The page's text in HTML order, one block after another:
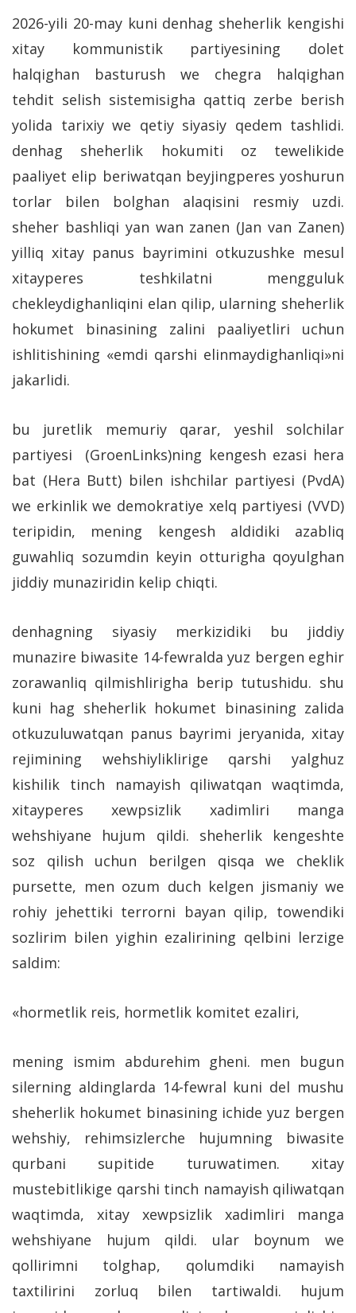
2026-yili 20-may kuni denhag sheherlik kengishi
xitay kommunistik partiyesining dolet
halqighan basturush we chegra halqighan
tehdit selish sistemisigha qattiq zerbe berish
yolida tarixiy we qetiy siyasiy qedem tashlidi.
denhag sheherlik hokumiti oz tewelikide
paaliyet elip beriwatqan beyjingperes yoshurun
torlar bilen bolghan alaqisini resmiy uzdi.
sheher bashliqi yan wan zanen (Jan van Zanen)
yilliq xitay panus bayrimini otkuzushke mesul
xitayperes teshkilatni mengguluk
chekleydighanliqini elan qilip, ularning sheherlik
hokumet binasining zalini paaliyetliri uchun
ishlitishining «emdi qarshi elinmaydighanliqi»ni
jakarlidi.
bu juretlik memuriy qarar, yeshil solchilar
partiyesi (GroenLinks)ning kengesh ezasi hera
bat (Hera Butt) bilen ishchilar partiyesi (PvdA)
we erkinlik we demokratiye xelq partiyesi (VVD)
teripidin, mening kengesh aldidiki azabliq
guwahliq sozumdin keyin otturigha qoyulghan
jiddiy munaziridin kelip chiqti.
denhagning siyasiy merkizidiki bu jiddiy
munazire biwasite 14-fewralda yuz bergen eghir
zorawanliq qilmishlirigha berip tutushidu. shu
kuni hag sheherlik hokumet binasining zalida
otkuzuluwatqan panus bayrimi jeryanida, xitay
rejimining wehshiyliklirige qarshi yalghuz
kishilik tinch namayish qiliwatqan waqtimda,
xitayperes xewpsizlik xadimliri manga
wehshiyane hujum qildi. sheherlik kengeshte
soz qilish uchun berilgen qisqa we cheklik
pursette, men ozum duch kelgen jismaniy we
rohiy jehettiki terrorni bayan qilip, towendiki
sozlirim bilen yighin ezalirining qelbini lerzige
saldim:
«hormetlik reis, hormetlik komitet ezaliri,
mening ismim abdurehim gheni. men bugun
silerning aldinglarda 14-fewral kuni del mushu
sheherlik hokumet binasining ichide yuz bergen
wehshiy, rehimsizlerche hujumning biwasite
qurbani supitide turuwatimen. xitay
mustebitlikige qarshi tinch namayish qiliwatqan
waqtimda, xitay xewpsizlik xadimliri manga
wehshiyane hujum qildi. ular boynum we
qollirimni tolghap, qolumdiki namayish
taxtilirini zorluq bilen tartiwaldi. hujum